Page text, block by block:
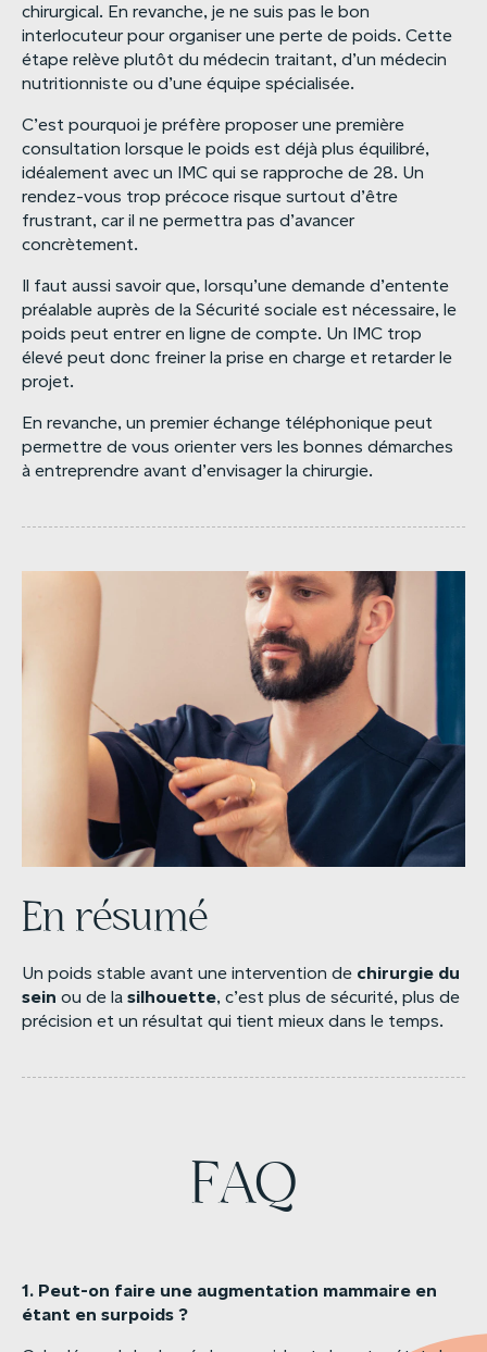
chirurgical. En revanche, je ne suis pas le bon
interlocuteur pour organiser une perte de poids. Cette
étape relève plutôt du médecin traitant, d’un médecin
nutritionniste ou d’une équipe spécialisée.
C’est pourquoi je préfère proposer une première
consultation lorsque le poids est déjà plus équilibré,
idéalement avec un IMC qui se rapproche de 28. Un
rendez-vous trop précoce risque surtout d’être
frustrant, car il ne permettra pas d’avancer
concrètement.
Il faut aussi savoir que, lorsqu’une demande d’entente
préalable auprès de la Sécurité sociale est nécessaire, le
poids peut entrer en ligne de compte. Un IMC trop
élevé peut donc freiner la prise en charge et retarder le
projet.
En revanche, un premier échange téléphonique peut
permettre de vous orienter vers les bonnes démarches
à entreprendre avant d’envisager la chirurgie.
En résumé
Un poids stable avant une intervention de chirurgie du
sein ou de la silhouette, c’est plus de sécurité, plus de
précision et un résultat qui tient mieux dans le temps.
FAQ
1. Peut-on faire une augmentation mammaire en
étant en surpoids ?